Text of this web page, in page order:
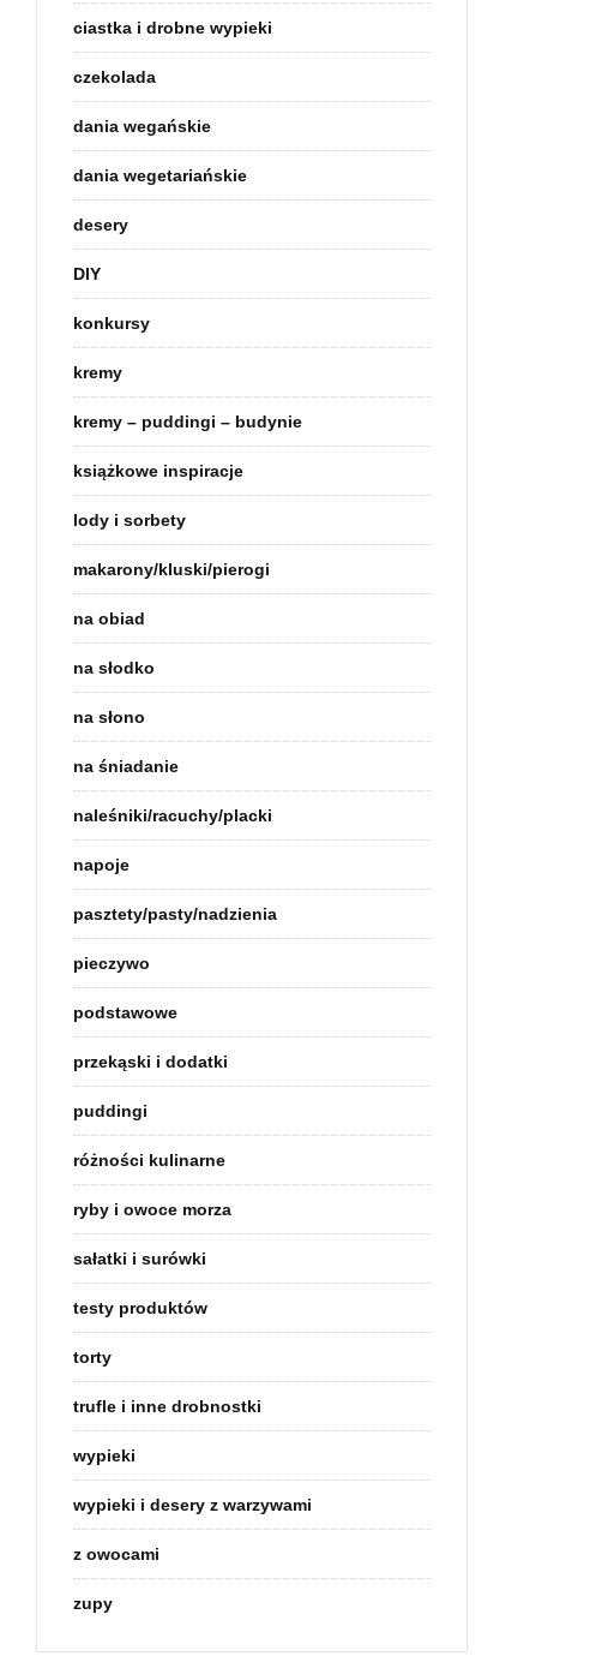
ciastka i drobne wypieki
czekolada
dania wegańskie
dania wegetariańskie
desery
DIY
konkursy
kremy
kremy – puddingi – budynie
książkowe inspiracje
lody i sorbety
makarony/kluski/pierogi
na obiad
na słodko
na słono
na śniadanie
naleśniki/racuchy/placki
napoje
pasztety/pasty/nadzienia
pieczywo
podstawowe
przekąski i dodatki
puddingi
różności kulinarne
ryby i owoce morza
sałatki i surówki
testy produktów
torty
trufle i inne drobnostki
wypieki
wypieki i desery z warzywami
z owocami
zupy